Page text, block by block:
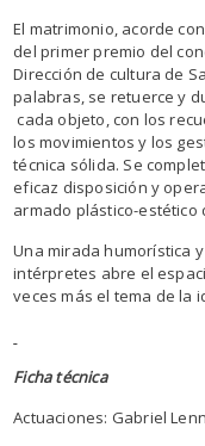
El matrimonio, acorde
del primer premio del
Dirección de cultura de
palabras, se retuerce y
cada objeto, con los
los movimientos y los
técnica sólida. Se
eficaz disposición y
armado plástico-estético
Una mirada humorística
intérpretes abre el
veces más el tema de la
Ficha técnica
Actuaciones: Gabriel